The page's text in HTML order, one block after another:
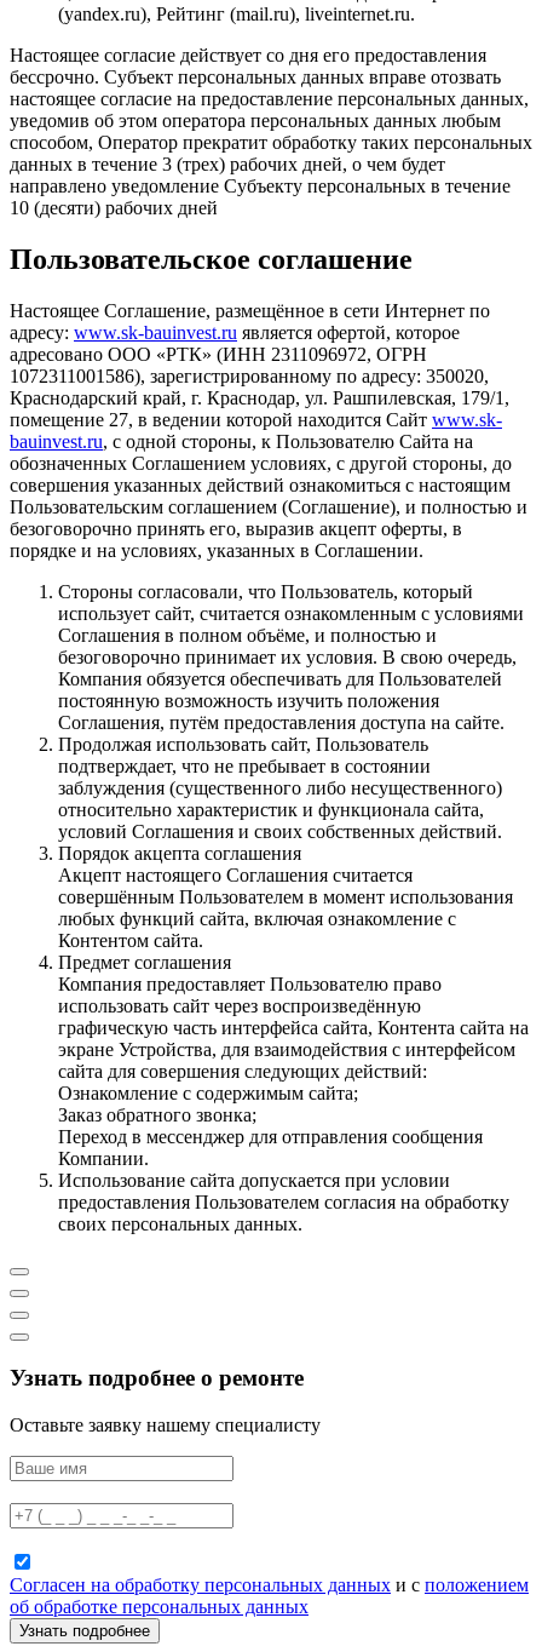
(yandex.ru), Рейтинг (mail.ru), liveinternet.ru.
Настоящее согласие действует со дня его предоставления
бессрочно. Субъект персональных данных вправе отозвать
настоящее согласие на предоставление персональных данных,
уведомив об этом оператора персональных данных любым
способом, Оператор прекратит обработку таких персональных
данных в течение 3 (трех) рабочих дней, о чем будет
направлено уведомление Субъекту персональных в течение
10 (десяти) рабочих дней
Пользовательское соглашение
Настоящее Соглашение, размещённое в сети Интернет по
адресу: www.sk-bauinvest.ru является офертой, которое
адресовано ООО «РТК» (ИНН 2311096972, ОГРН
1072311001586), зарегистрированному по адресу: 350020,
Краснодарский край, г. Краснодар, ул. Рашпилевская, 179/1,
помещение 27, в ведении которой находится Сайт www.sk-
bauinvest.ru, с одной стороны, к Пользователю Сайта на
обозначенных Соглашением условиях, с другой стороны, до
совершения указанных действий ознакомиться с настоящим
Пользовательским соглашением (Соглашение), и полностью и
безоговорочно принять его, выразив акцепт оферты, в
порядке и на условиях, указанных в Соглашении.
Стороны согласовали, что Пользователь, который
использует сайт, считается ознакомленным с условиями
Соглашения в полном объёме, и полностью и
безоговорочно принимает их условия. В свою очередь,
Компания обязуется обеспечивать для Пользователей
постоянную возможность изучить положения
Соглашения, путём предоставления доступа на сайте.
Продолжая использовать сайт, Пользователь
подтверждает, что не пребывает в состоянии
заблуждения (существенного либо несущественного)
относительно характеристик и функционала сайта,
условий Соглашения и своих собственных действий.
Порядок акцепта соглашения
Акцепт настоящего Соглашения считается
совершённым Пользователем в момент использования
любых функций сайта, включая ознакомление с
Контентом сайта.
Предмет соглашения
Компания предоставляет Пользователю право
использовать сайт через воспроизведённую
графическую часть интерфейса сайта, Контента сайта на
экране Устройства, для взаимодействия с интерфейсом
сайта для совершения следующих действий:
Ознакомление с содержимым сайта;
Заказ обратного звонка;
Переход в мессенджер для отправления сообщения
Компании.
Использование сайта допускается при условии
предоставления Пользователем согласия на обработку
своих персональных данных.
Узнать подробнее о ремонте
Оставьте заявку нашему специалисту
Согласен на обработку персональных данных и с положением
об обработке персональных данных
Узнать подробнее